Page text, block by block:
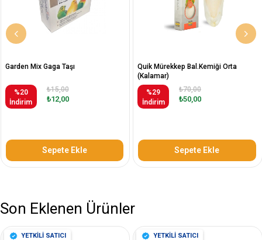
Garden Mix Gaga Taşı
%20
İndirim
₺12,00
₺15,00
Sepete Ekle
Quik Mürekkep Bal.Kemiği Orta
(Kalamar)
%29
İndirim
₺50,00
₺70,00
Sepete Ekle
Son Eklenen Ürünler
YETKİLİ SATICI YETKİLİ SATICI